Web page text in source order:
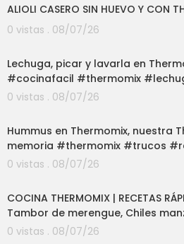
ALIOLI CASERO SIN HUEVO Y CON
0 vistas . 08/07/26
Lechuga, picar y lavarla en
#cocinafacil #thermomix
0 vistas . 08/07/26
Hummus en Thermomix, nuestra
memoria #thermomix #trucos
0 vistas . 08/07/26
COCINA THERMOMIX | RECETAS
Tambor de merengue, Chiles
0 vistas . 08/07/26